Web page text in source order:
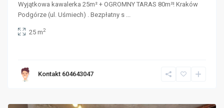
Wyjątkowa kawalerka 25m² + OGROMNY TARAS 80m²! Kraków
Podgórze (ul. Uśmiech) . Bezpłatny s ...
25 m2
Kontakt 604643047